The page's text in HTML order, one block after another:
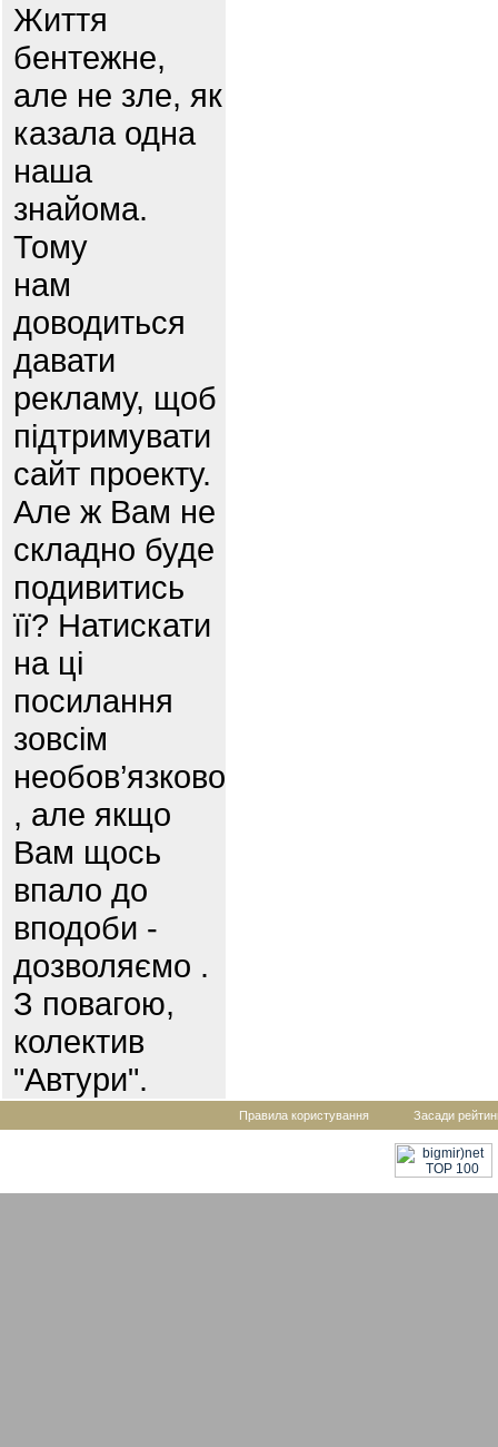
Життя
бентежне,
але не зле, як
казала одна
наша
знайома.
Тому
нам
доводиться
давати
рекламу, щоб
підтримувати
сайт проекту.
Але ж Вам не
складно буде
подивитись
її? Натискати
на ці
посилання
зовсім
необов’язково
, але якщо
Вам щось
впало до
вподоби -
дозволяємо .
З повагою,
колектив
"Автури".
Правила користування Засади